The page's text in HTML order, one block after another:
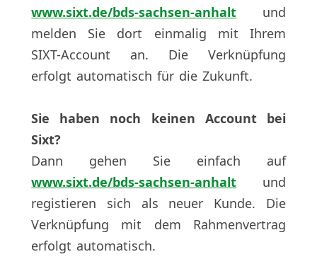
www.sixt.de/bds-sachsen-anhalt und
melden Sie dort einmalig mit Ihrem
SIXT-Account an. Die Verknüpfung
erfolgt automatisch für die Zukunft.
Sie haben noch keinen Account bei
Sixt?
Dann gehen Sie einfach auf
www.sixt.de/bds-sachsen-anhalt und
registieren sich als neuer Kunde. Die
Verknüpfung mit dem Rahmenvertrag
erfolgt automatisch.